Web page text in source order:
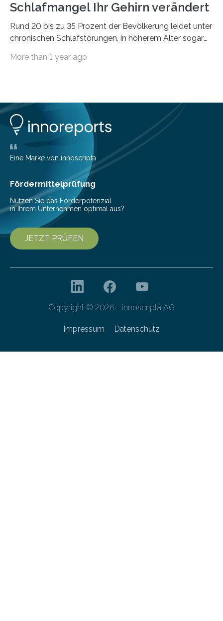
Schlafmangel Ihr Gehirn verändert
Rund 20 bis zu 35 Prozent der Bevölkerung leidet unter
chronischen Schlafstörungen, in höherem Alter sogar
Erwachsene kennt zudem ein kurzfristiges Schlafdefizit:
Forscher:innen konnten in einer aktuellen Metastudie
zeigen, dass sich die jeweils beteiligten Gehirnregionen
deutlich unterscheiden. Die Ergebnisse der Studie
wurden im Fachmagazin JAMA Psychiatry
veröffentlicht. „Schlechter…
More than 1 year ago
Eine Marke von innoscripta
Fördermittelprüfung
Nutzen Sie das Förderpotenzial
in Ihrem Unternehmen optimal aus?
JETZT PRÜFEN
Copyright © 2026 - innoscripta AG
Impressum Datenschutz